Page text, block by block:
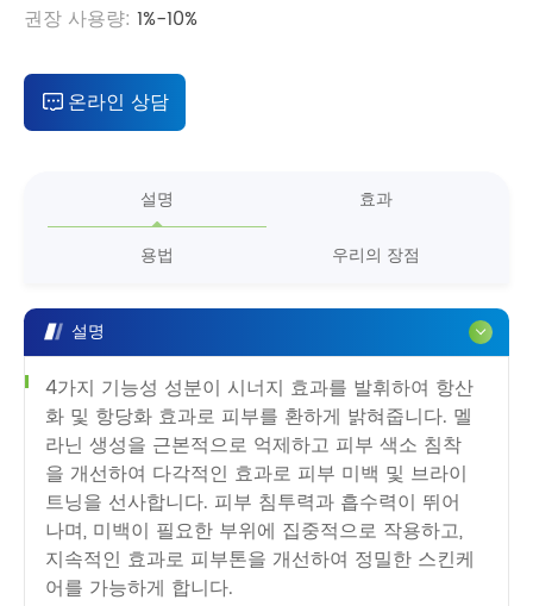
권장 사용량: 1%-10%
온라인 상담
설명 효과
용법 우리의 장점
설명
4가지 기능성 성분이 시너지 효과를 발휘하여 항산
화 및 항당화 효과로 피부를 환하게 밝혀줍니다. 멜
라닌 생성을 근본적으로 억제하고 피부 색소 침착
을 개선하여 다각적인 효과로 피부 미백 및 브라이
트닝을 선사합니다. 피부 침투력과 흡수력이 뛰어
나며, 미백이 필요한 부위에 집중적으로 작용하고,
지속적인 효과로 피부톤을 개선하여 정밀한 스킨케
어를 가능하게 합니다.